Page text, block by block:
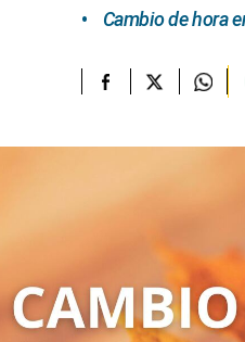
Cambio de hora